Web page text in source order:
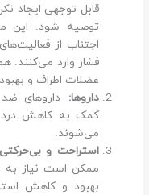
قابل توجهی ایجاد
توصیه شود. این
اجتناب از
فشار وارد می‌کنند.
عضلات اطراف و
داروها:
می‌شوند.
استراحت و
ممکن است نیاز به
بهبود و کاهش